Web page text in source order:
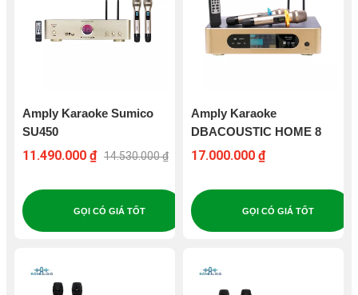
Amply Karaoke Sumico
SU450
11.490.000 ₫ 14.530.000 ₫
GỌI CÓ GIÁ TỐT
Amply Karaoke
DBACOUSTIC HOME 8
17.000.000 ₫
GỌI CÓ GIÁ TỐT